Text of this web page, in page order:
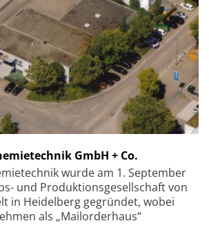
GmbH + Co.
wurde am 1. September
und Produktionsgesellschaft von
in Heidelberg gegründet, wobei
als „Mailorderhaus“